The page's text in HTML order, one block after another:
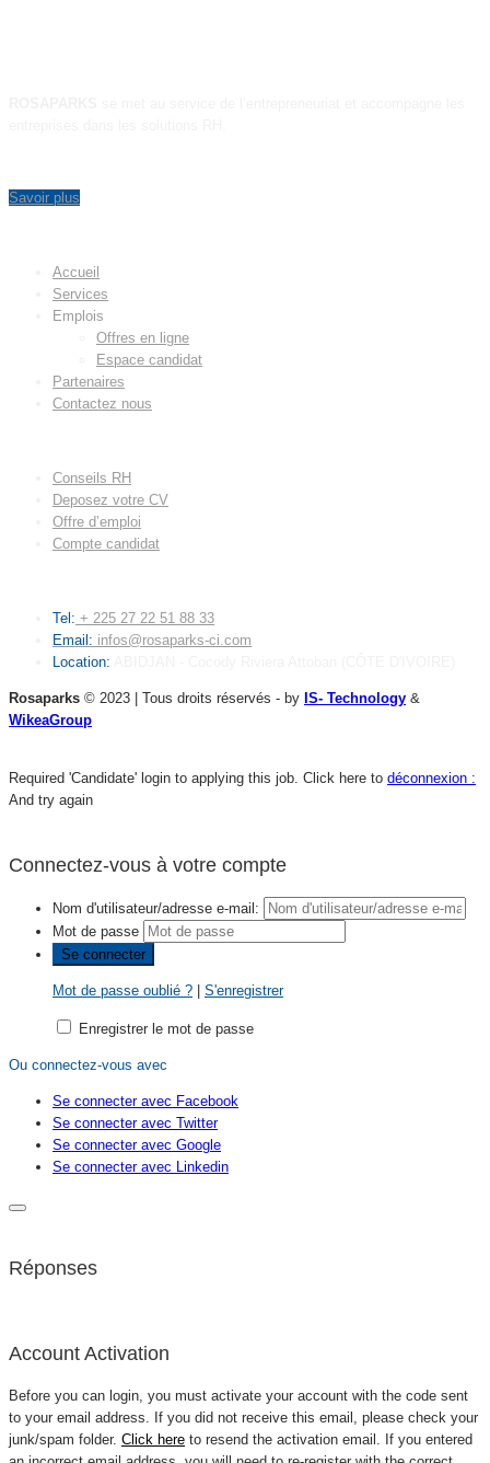
Savoir plus
Accueil
Services
Emplois
Offres en ligne
Espace candidat
Partenaires
Contactez nous
Conseils RH
Deposez votre CV
Offre d’emploi
Compte candidat
Tel: + 225 27 22 51 88 33
Email: infos@rosaparks-ci.com
Location:
Rosaparks © 2023 | Tous droits réservés - by IS- Technology &
WikeaGroup
Required 'Candidate' login to applying this job. Click here to déconnexion :
And try again
Connectez-vous à votre compte
Nom d'utilisateur/adresse e-mail:
Mot de passe
Mot de passe oublié ? S'enregistrer
Enregistrer le mot de passe
Ou connectez-vous avec
Se connecter avec Facebook
Se connecter avec Twitter
Se connecter avec Google
Se connecter avec Linkedin
Réponses
Account Activation
Before you can login, you must activate your account with the code sent
to your email address. If you did not receive this email, please check your
junk/spam folder. Click here to resend the activation email. If you entered